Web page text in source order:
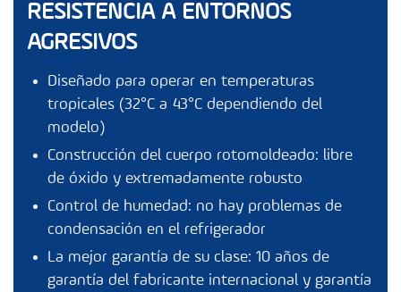
RESISTENCIA A ENTORNOS
AGRESIVOS
Diseñado para operar en temperaturas
tropicales (32°C a 43°C dependiendo del
modelo)
Construcción del cuerpo rotomoldeado: libre
de óxido y extremadamente robusto
Control de humedad: no hay problemas de
condensación en el refrigerador
La mejor garantía de su clase: 10 años de
garantía del fabricante internacional y garantía